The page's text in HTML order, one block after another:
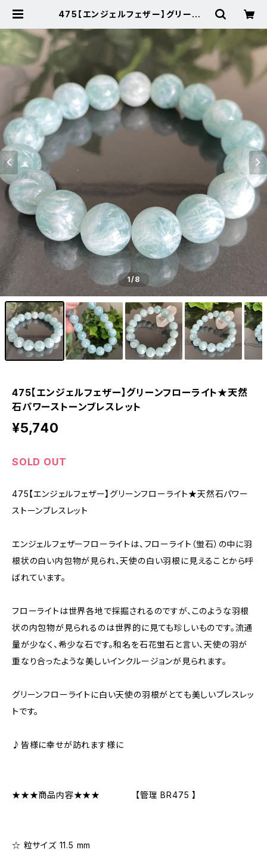
475【エンジェルフェザー】グリーンフ
レスレット | Noah's Stone ～パワ
ーストーン・天然石SHOP～
1/8
475【エンジェルフェザー】グリーンフローライト★天然
石パワーストーンブレスレット
¥5,740
SOLD OUT
475【エンジェルフェザー】グリーンフローライト★天然石パワー
ストーンブレスレット
エンジェルフェザーフローライトは、フローライト（蛍石）の中に羽
根状の白い内包物が見られ、天使の白い羽根に見えることから呼
ばれています。
フローライトは世界各地で採掘されるのですが、このような羽根
状の内包物が見られるのは世界的に見ても珍しいものです。流通
量が少なく、希少な石です。和名を石花蛍石と言い、天使の羽が
重なり合ったような美しいインクルージョンが見られます。
グリーンフローライトに白い天使の羽根がとても美しいブレスレッ
トです。
♪皆様に幸せが訪れます様に
★★★商品内容★★★ 【管理 BR475 】
☆ 粒サイズ 11.5 mm